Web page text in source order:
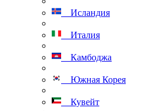
Исландия
Италия
Камбоджа
Южная Корея
Кувейт